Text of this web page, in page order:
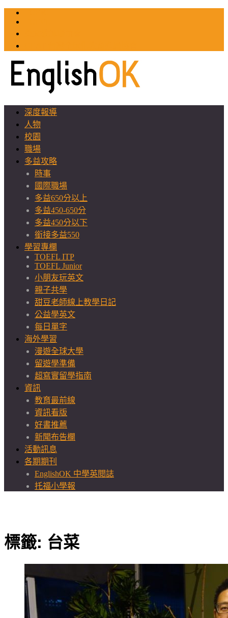
深度報導
人物
校園
職場
多益攻略
時事
國際職場
多益650分以上
多益450-650分
多益450分以下
銜接多益550
學習專欄
TOEFL ITP
TOEFL Junior
小朋友玩英文
親子共學
甜豆老師線上教學日記
公益學英文
每日單字
海外學習
漫遊全球大學
留遊學準備
超寫實留學指南
資訊
教育最前線
資訊看版
好書推薦
新聞布告欄
活動訊息
各期期刊
EnglishOK 中學英閱誌
托福小學報
標籤: 台菜